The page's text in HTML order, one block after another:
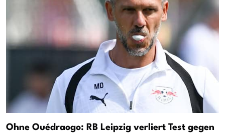
Ohne Ouédraogo: RB Leipzig verliert Test gegen